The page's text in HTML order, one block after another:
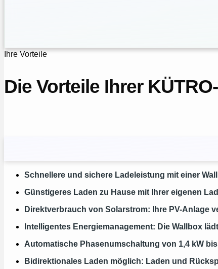
Ihre Vorteile
Die Vorteile Ihrer
Schnellere und sichere Ladeleistung mit einer
Günstigeres Laden zu Hause mit Ihrer eigenen
Direktverbrauch von Solarstrom: Ihre PV-Anlage
Intelligentes Energiemanagement: Die Wallbox
Automatische Phasenumschaltung von 1,4 kW
Bidirektionales Laden möglich: Laden und